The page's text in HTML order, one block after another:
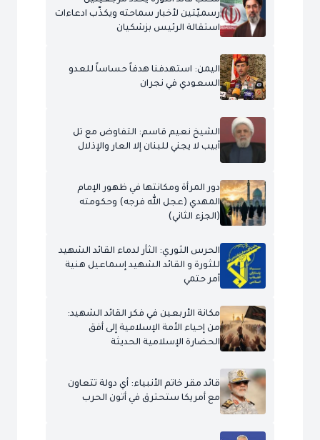
رسميّتين لأخبار سماحته ويكذّب ادعاءات
استقالة الرئيس بزشكيان
اليمن: استهدفنا هدفاً حساساً للعدو
السعودي في نجران
الشيخ نعيم قاسم: التفاوض مع تل
أبيب لا يجني للبنان إلا العار والإذلال
دور المرأة ومكانتها في ظهور الإمام
المهدي (عجل الله فرجه) وحكومته
(الجزء الثاني)
الحرس الثوري: الثأر لدماء القائد الشهيد
للثورة و القائد الشهيد إسماعيل هنية
أمر حتمي
مكانة الأربعين في فكر القائد الشهيد:
من إحياء الأمة الإسلامية إلى أفق
الحضارة الإسلامية الحديثة
قائد مقر خاتم الأنبياء: أي دولة تتعاون
مع أمريكا ستحترق في أتون الحرب